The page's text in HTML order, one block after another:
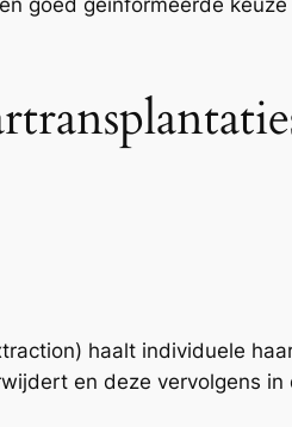
goed geïnformeerde keuze
haalt individuele
en deze vervolgens in